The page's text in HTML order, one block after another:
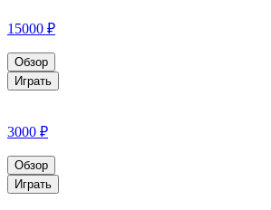
15000 ₽
Обзор
Играть
3000 ₽
Обзор
Играть